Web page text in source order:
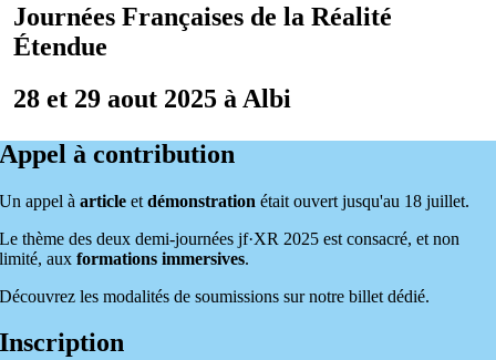
Journées Françaises de la Réalité
Étendue
28 et 29 aout 2025 à Albi
à contribution
appel à articleet démonstration était ouvert jusqu'au 18 juillet.
thème des deux demi-journées jf·XR 2025 est consacré, et non
aux formations immersives.
les modalités de soumissions sur notre billet dédié.